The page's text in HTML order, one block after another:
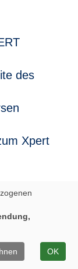
des
Xpert
Xpert
XPERT
OK